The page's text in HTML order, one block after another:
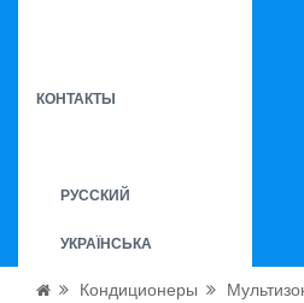
КОНТАКТЫ
РУССКИЙ
УКРАЇНСЬКА
Кондиционеры